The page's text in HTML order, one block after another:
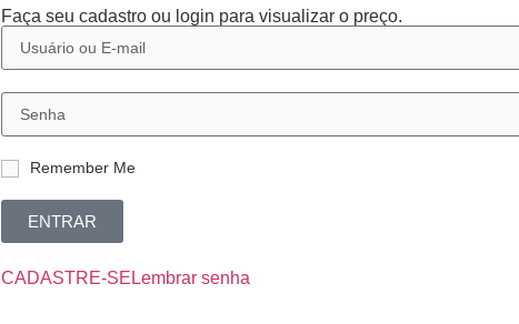
Faça seu cadastro ou login para visualizar o preço.
Remember Me
ENTRAR
CADASTRE-SELembrar senha